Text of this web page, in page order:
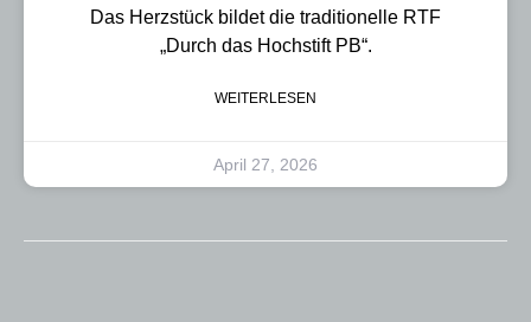
Das Herzstück bildet die traditionelle RTF
„Durch das Hochstift PB“.
WEITERLESEN
April 27, 2026